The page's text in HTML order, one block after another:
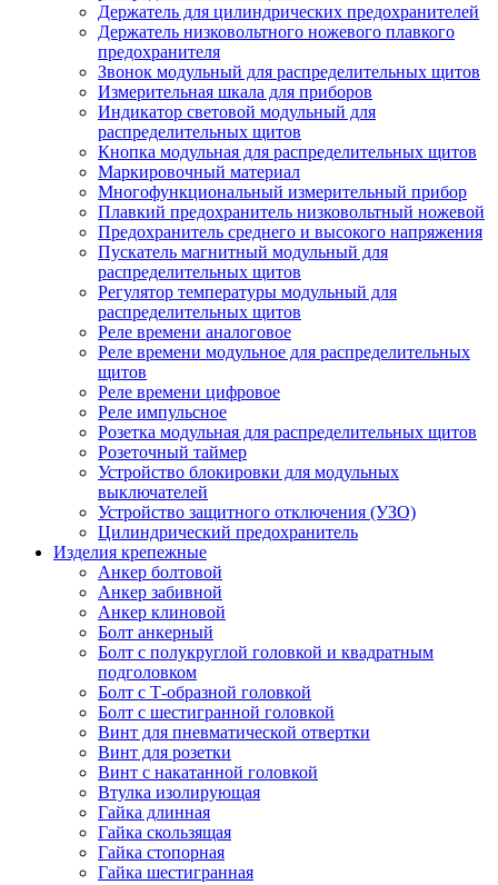
Держатель для цилиндрических предохранителей
Держатель низковольтного ножевого плавкого
предохранителя
Звонок модульный для распределительных щитов
Измерительная шкала для приборов
Индикатор световой модульный для
распределительных щитов
Кнопка модульная для распределительных щитов
Маркировочный материал
Многофункциональный измерительный прибор
Плавкий предохранитель низковольтный ножевой
Предохранитель среднего и высокого напряжения
Пускатель магнитный модульный для
распределительных щитов
Регулятор температуры модульный для
распределительных щитов
Реле времени аналоговое
Реле времени модульное для распределительных
щитов
Реле времени цифровое
Реле импульсное
Розетка модульная для распределительных щитов
Розеточный таймер
Устройство блокировки для модульных
выключателей
Устройство защитного отключения (УЗО)
Цилиндрический предохранитель
Изделия крепежные
Анкер болтовой
Анкер забивной
Анкер клиновой
Болт анкерный
Болт с полукруглой головкой и квадратным
подголовком
Болт с Т-образной головкой
Болт с шестигранной головкой
Винт для пневматической отвертки
Винт для розетки
Винт с накатанной головкой
Втулка изолирующая
Гайка длинная
Гайка скользящая
Гайка стопорная
Гайка шестигранная